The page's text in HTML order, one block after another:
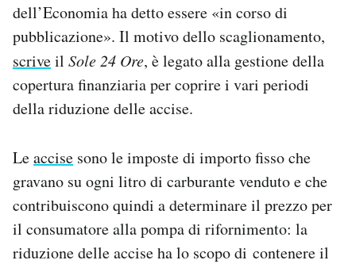
dell’Economia ha detto essere «in corso di
pubblicazione». Il motivo dello scaglionamento,
scriveil Sole 24 Ore, è legato alla gestione della
copertura finanziaria per coprire i vari periodi
della riduzione delle accise.
Leaccise sono le imposte di importo fisso che
gravano su ogni litro di carburante venduto e che
contribuiscono quindi a determinare il prezzo per
il consumatore alla pompa di rifornimento: la
riduzione delle accise ha lo scopo di contenere il